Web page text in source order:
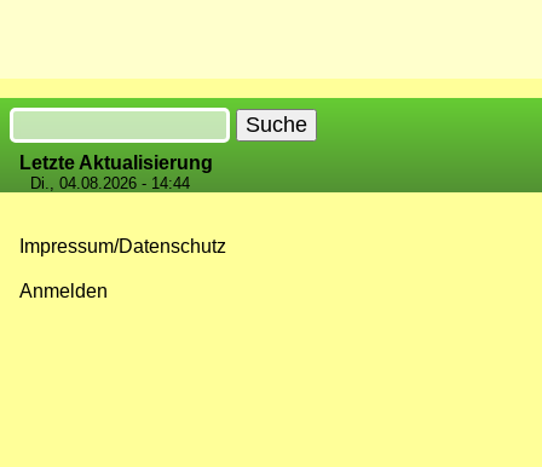
Suche
Letzte Aktualisierung
Di., 04.08.2026 - 14:44
Impressum/Datenschutz
Anmelden